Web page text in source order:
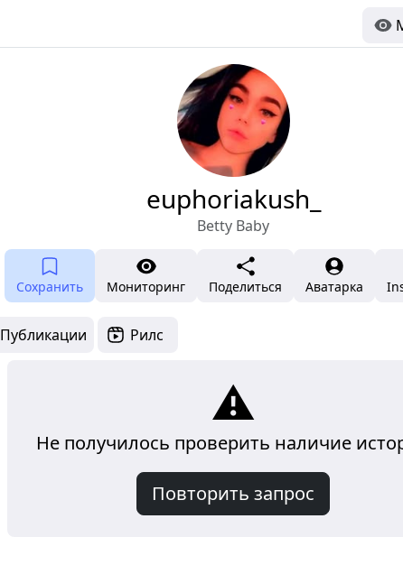
euphoriakush_
Betty Baby
Сохранить Мониторинг Поделиться Аватарка
Публикации Рилс
⚠️
Не получилось проверить наличие
Повторить запрос